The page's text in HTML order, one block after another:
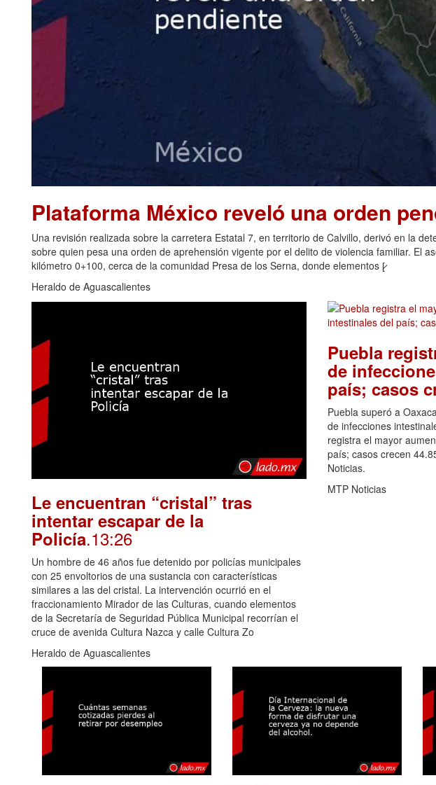
Plataforma México reveló una orden
Una revisión realizada sobre la carretera Estatal 7, en territorio de Calvillo, derivó en la
sobre quien pesa una orden de aprehensión vigente por el delito de violencia familiar. El
kilómetro 0+100, cerca de la comunidad Presa de los Serna, donde elementos [̷
Heraldo de Aguascalientes
Le encuentran “cristal” tras
intentar escapar de la
Policía.13:26
Un hombre de 46 años fue detenido por policías municipales
con 25 envoltorios de una sustancia con características
similares a las del cristal. La intervención ocurrió en el
fraccionamiento Mirador de las Culturas, cuando elementos
de la Secretaría de Seguridad Pública Municipal recorrían el
cruce de avenida Cultura Nazca y calle Cultura Zo
Heraldo de Aguascalientes
Puebla
de
país; casos
Puebla superó a
de infecciones
registra el mayor
país; casos crecen
Noticias.
MTP Noticias